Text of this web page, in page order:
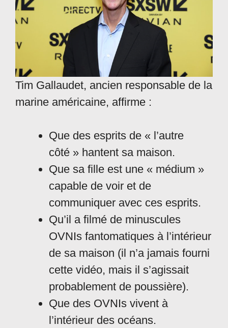
Tim Gallaudet, ancien responsable de la
marine américaine, affirme :
Que des esprits de « l’autre
côté » hantent sa maison.
Que sa fille est une « médium »
capable de voir et de
communiquer avec ces esprits.
Qu’il a filmé de minuscules
OVNIs fantomatiques à l’intérieur
de sa maison (il n’a jamais fourni
cette vidéo, mais il s’agissait
probablement de poussière).
Que des OVNIs vivent à
l’intérieur des océans.